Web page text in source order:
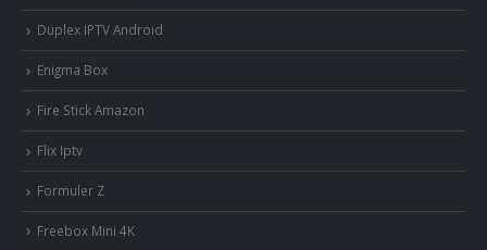
Duplex IPTV Android
Enigma Box
Fire Stick Amazon
Flix Iptv
Formuler Z
Freebox Mini 4K